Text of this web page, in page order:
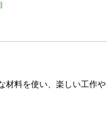
材料を使い、楽しい工作